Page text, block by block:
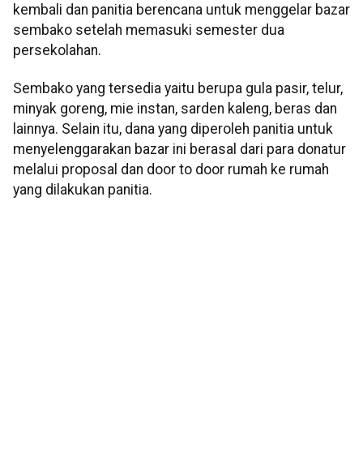
kembali dan panitia berencana untuk menggelar bazar
sembako setelah memasuki semester dua
persekolahan.
Sembako yang tersedia yaitu berupa gula pasir, telur,
minyak goreng, mie instan, sarden kaleng, beras dan
lainnya. Selain itu, dana yang diperoleh panitia untuk
menyelenggarakan bazar ini berasal dari para donatur
melalui proposal dan door to door rumah ke rumah
yang dilakukan panitia.